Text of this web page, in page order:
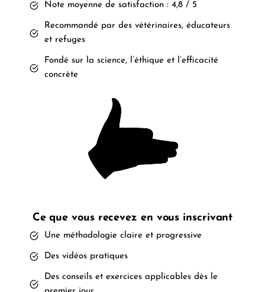
Note moyenne de satisfaction : 4,8 / 5
Recommandé par des vétérinaires, éducateurs
et refuges
Fondé sur la science, l’éthique et l’efficacité
concrète
Ce que vous recevez en vous inscrivant
Une méthodologie claire et progressive
Des vidéos pratiques
Des conseils et exercices applicables dès le